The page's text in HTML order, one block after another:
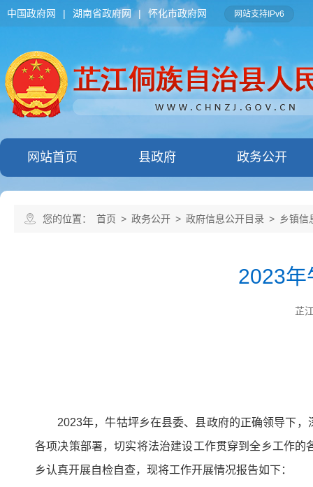
中国政府网 | 湖南省政府网 | 怀化市政府网 网站支持IPv6
网站首页 县政府 政务公开
您的位置： 首页 > 政务公开 > 政府信息公开目录 > 乡镇信
2023年
芷
2023年，牛牯坪乡在县委、县政府的正确领导下
各项决策部署，切实将法治建设工作贯穿到全乡工作
乡认真开展自检自查，现将工作开展情况报告如下：